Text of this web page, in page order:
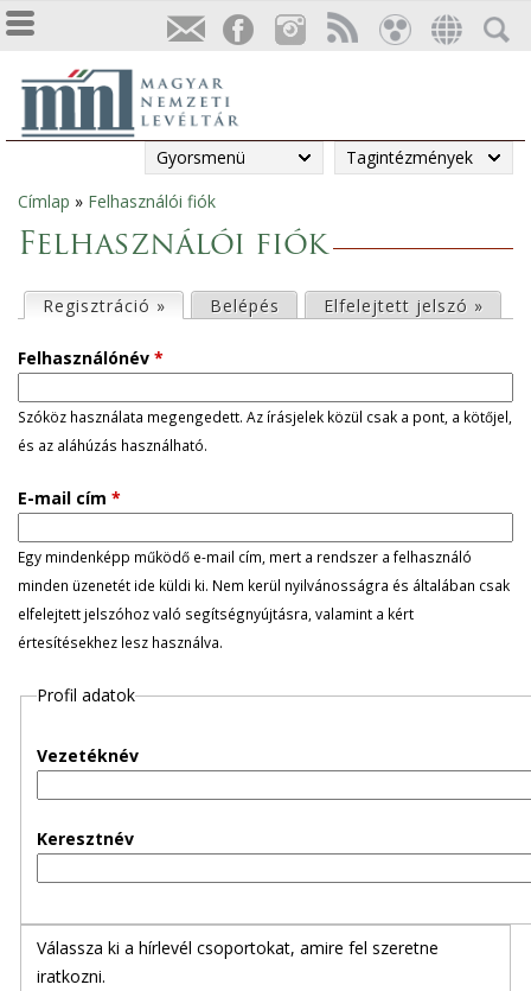
Gyorsmenü Tagintézmények
Jelenlegi
hely
Címlap » Felhasználói fiók
Felhasználói fiók
l
s
ő
d
l
e
g
e
Regisztráció » (aktív fül)
Belépés Elfelejtett jelszó »
Felhasználónév *
Szóköz használata megengedett. Az írásjelek közül csak a pont, a kötőjel,
és az aláhúzás használható.
E-mail cím *
Egy mindenképp működő e-mail cím, mert a rendszer a felhasználó
minden üzenetét ide küldi ki. Nem kerül nyilvánosságra és általában csak
elfelejtett jelszóhoz való segítségnyújtásra, valamint a kért
értesítésekhez lesz használva.
Profil adatok
Vezetéknév
Keresztnév
Válassza ki a hírlevél csoportokat, amire fel szeretne
iratkozni.